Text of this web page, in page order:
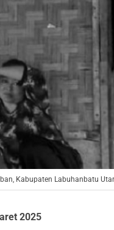
Kabupaten Labuhanbatu
2025